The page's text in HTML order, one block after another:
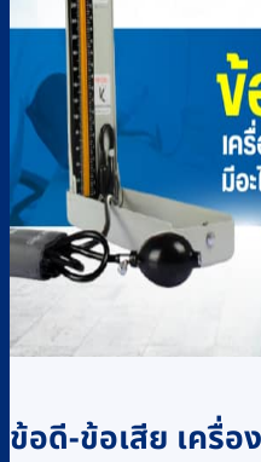
ข้อดี-ข้อเสีย เครื่